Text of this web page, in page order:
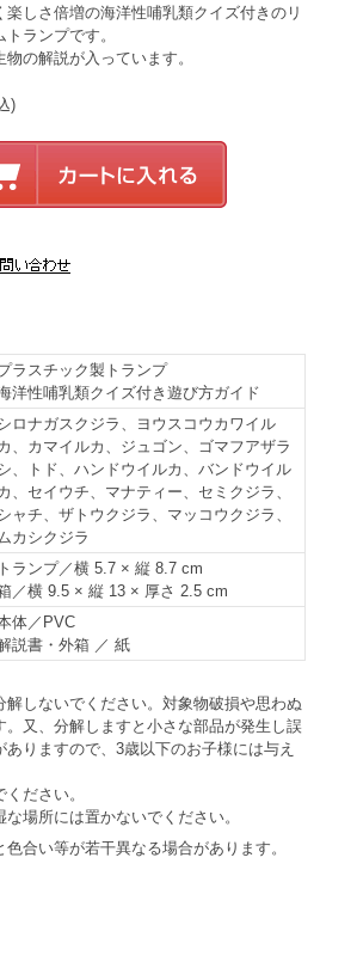
しさ倍増の海洋性哺乳類クイズ付きのリ
ランプです。
の解説が入っています。
)
ラスチック製トランプ
洋性哺乳類クイズ付き遊び方ガイド
ロナガスクジラ、ヨウスコウカワイル
、カマイルカ、ジュゴン、ゴマフアザラ
、トド、ハンドウイルカ、バンドウイル
、セイウチ、マナティー、セミクジラ、
ャチ、ザトウクジラ、マッコウクジラ、
カシクジラ
ランプ／横 5.7 × 縦 8.7 cm
／横 9.5 × 縦 13 × 厚さ 2.5 cm
体／PVC
説書・外箱 ／ 紙
しないでください。対象物破損や思わぬ
。又、分解しますと小さな部品が発生し誤
りますので、3歳以下のお子様には与え
ださい。
場所には置かないでください。
合い等が若干異なる場合があります。